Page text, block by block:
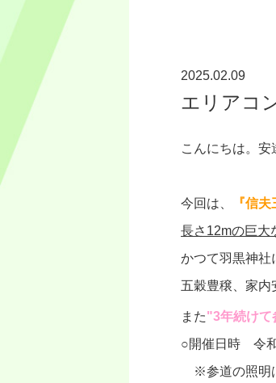
2025.02.09
エリアコ
こんにちは。安
今回は、 『信
長さ12mの巨大
かつて羽黒神社
五穀豊穣、家内
また"3年続けて
○開催日時 令和
※参道の照明